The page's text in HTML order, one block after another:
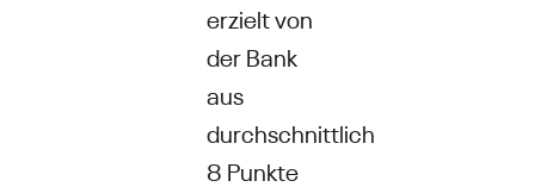
erzielt von
der Bank
aus
durchschnittlich
8 Punkte